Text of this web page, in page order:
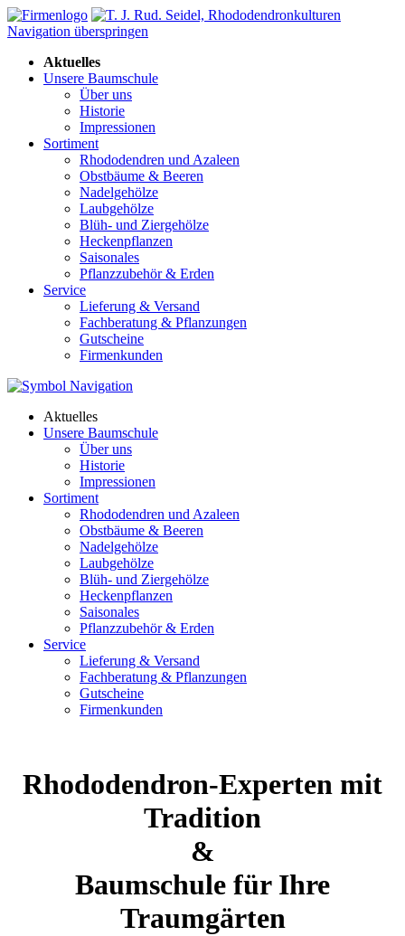
Navigation überspringen
Aktuelles
Unsere Baumschule
Über uns
Historie
Impressionen
Sortiment
Rhododendren und Azaleen
Obstbäume & Beeren
Nadelgehölze
Laubgehölze
Blüh- und Ziergehölze
Heckenpflanzen
Saisonales
Pflanzzubehör & Erden
Service
Lieferung & Versand
Fachberatung & Pflanzungen
Gutscheine
Firmenkunden
Aktuelles
Unsere Baumschule
Über uns
Historie
Impressionen
Sortiment
Rhododendren und Azaleen
Obstbäume & Beeren
Nadelgehölze
Laubgehölze
Blüh- und Ziergehölze
Heckenpflanzen
Saisonales
Pflanzzubehör & Erden
Service
Lieferung & Versand
Fachberatung & Pflanzungen
Gutscheine
Firmenkunden
Rhododendron-Experten mit
Tradition
&
Baumschule für Ihre
Traumgärten